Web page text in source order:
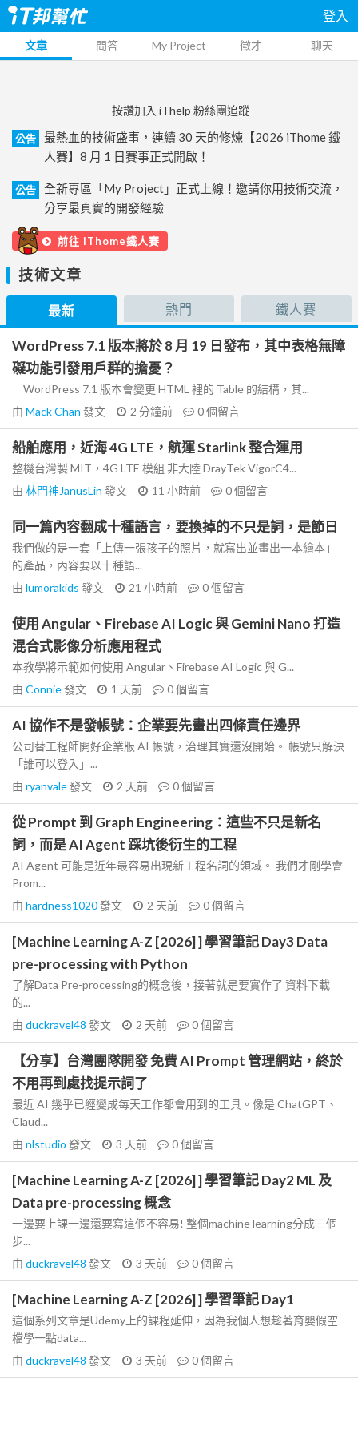
登入
文章 問答 My Project 徵才 聊天
按讚加入 iThelp 粉絲團追蹤
公告
最熱血的技術盛事，連續 30 天的修煉【2026 iThome 鐵
人賽】8 月 1 日賽事正式開啟！
公告
全新專區「My Project」正式上線！邀請你用技術交流，
分享最真實的開發經驗
前往 iThome鐵人賽
技術文章
最新 熱門 鐵人賽
WordPress 7.1 版本將於 8 月 19 日發布，其中表格無障
礙功能引發用戶群的擔憂？
WordPress 7.1 版本會變更 HTML 裡的 Table 的結構，其...
由 Mack Chan 發文 2 分鐘前 0個留言
船舶應用，近海 4G LTE，航運 Starlink 整合運用
整機台灣製 MIT，4G LTE 模組 非大陸 DrayTek VigorC4...
由 林門神JanusLin 發文 11 小時前 0個留言
同一篇內容翻成十種語言，要換掉的不只是詞，是節日
我們做的是一套「上傳一張孩子的照片，就寫出並畫出一本繪本」
的產品，內容要以十種語...
由 lumorakids 發文 21 小時前 0個留言
使用 Angular、Firebase AI Logic 與 Gemini Nano 打造
混合式影像分析應用程式
本教學將示範如何使用 Angular、Firebase AI Logic 與 G...
由 Connie發文 1 天前 0個留言
AI 協作不是發帳號：企業要先畫出四條責任邊界
公司替工程師開好企業版 AI 帳號，治理其實還沒開始。 帳號只解決
「誰可以登入」...
由 ryanvale發文 2 天前 0個留言
從 Prompt 到 Graph Engineering：這些不只是新名
詞，而是 AI Agent 踩坑後衍生的工程
AI Agent 可能是近年最容易出現新工程名詞的領域。 我們才剛學會
Prom...
由 hardness1020發文 2 天前 0個留言
[Machine Learning A-Z [2026] ] 學習筆記 Day3 Data
pre-processing with Python
了解Data Pre-processing的概念後，接著就是要實作了 資料下載
的...
由 duckravel48 發文 2 天前 0個留言
【分享】台灣團隊開發 免費 AI Prompt 管理網站，終於
不用再到處找提示詞了
最近 AI 幾乎已經變成每天工作都會用到的工具。像是 ChatGPT、
Claud...
由 nlstudio 發文 3 天前 0個留言
[Machine Learning A-Z [2026] ] 學習筆記 Day2 ML 及
Data pre-processing 概念
一邊要上課一邊還要寫這個不容易! 整個machine learning分成三個
步...
由 duckravel48 發文 3 天前 0個留言
[Machine Learning A-Z [2026] ] 學習筆記 Day1
這個系列文章是Udemy上的課程延伸，因為我個人想趁著育嬰假空
檔學一點data...
由 duckravel48 發文 3 天前 0個留言